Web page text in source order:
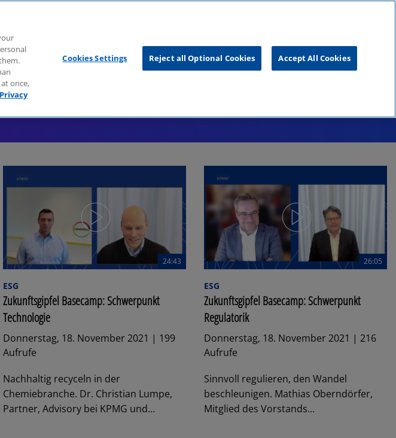
24:43
ESG
Zukunftsgipfel Basecamp: Schwerpunkt
Technologie
Donnerstag, 18. November 2021 | 199
Aufrufe
Nachhaltig recyceln in der
Chemiebranche. Dr. Christian Lumpe,
Partner, Advisory bei KPMG und...
26:05
ESG
Zukunftsgipfel Basecamp: Schwerpunkt
Regulatorik
Donnerstag, 18. November 2021 | 216
Aufrufe
Sinnvoll regulieren, den Wandel
beschleunigen. Mathias Oberndörfer,
Mitglied des Vorstands...
once,
Privacy
Cookies Settings Reject all Optional Cookies Accept All Cookies